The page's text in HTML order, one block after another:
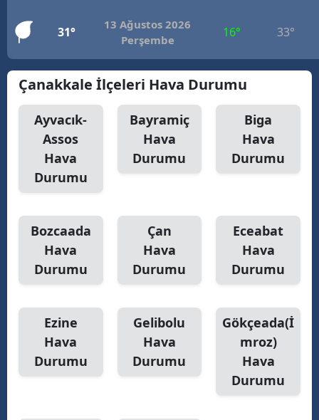
31°
13 Ağustos 2026
Perşembe
16° 33°
Çanakkale İlçeleri Hava Durumu
Ayvacık-
Assos
Hava
Durumu
Bayramiç
Hava
Durumu
Biga
Hava
Durumu
Bozcaada
Hava
Durumu
Çan
Hava
Durumu
Eceabat
Hava
Durumu
Ezine
Hava
Durumu
Gelibolu
Hava
Durumu
Gökçeada(İ
mroz)
Hava
Durumu